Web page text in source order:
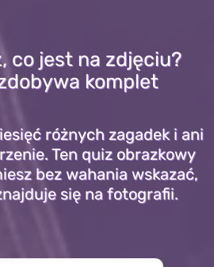
co jest na zdjęciu?
komplet
różnych zagadek i ani
Ten quiz obrazkowy
bez wahania wskazać,
się na fotografii.